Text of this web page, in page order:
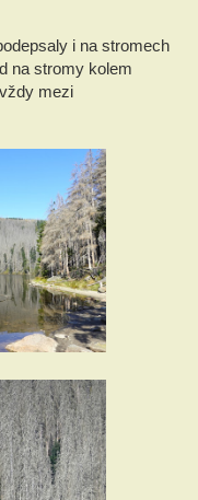
i na stromech
na stromy kolem
mezi